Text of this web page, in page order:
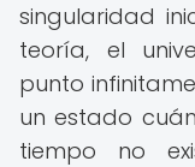
singularidad
teoría, el
punto
un estado
tiempo no